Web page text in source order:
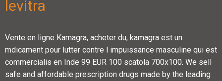
levitra
Vente en ligne Kamagra, acheter du, kamagra est un
mdicament pour lutter contre l impuissance masculine qui est
commercialis en Inde 99 EUR 100 scatola 700x100. We sell
safe and affordable prescription drugs made by the leading